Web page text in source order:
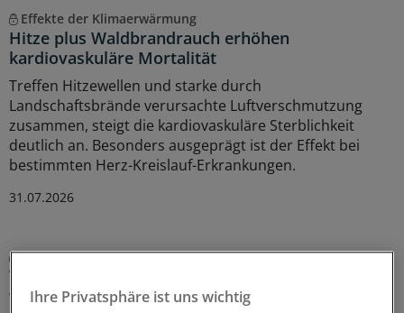
Effekte der Klimaerwärmung
Hitze plus Waldbrandrauch erhöhen
kardiovaskuläre Mortalität
Treffen Hitzewellen und starke durch
Landschaftsbrände verursachte Luftverschmutzung
zusammen, steigt die kardiovaskuläre Sterblichkeit
deutlich an. Besonders ausgeprägt ist der Effekt bei
bestimmten Herz-Kreislauf-Erkrankungen.
31.07.2026
Deutsche Studie
Wenn Atemwegsinfektionen aufs Herz gehen –
was tun?
Ihre Privatsphäre ist uns wichtig